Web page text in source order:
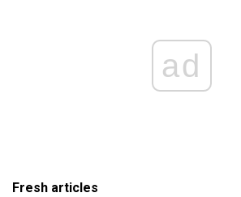
ad
Fresh articles